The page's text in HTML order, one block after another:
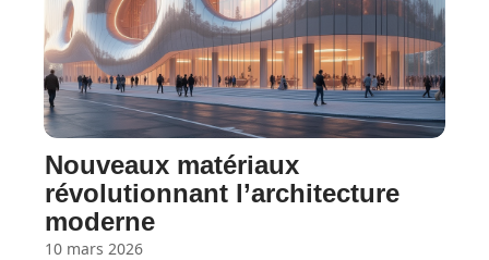
Nouveaux matériaux
révolutionnant l’architecture
moderne
10 mars 2026